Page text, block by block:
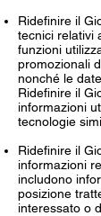
Ridefinire il
tecnici relativi
funzioni
promozionali
nonché le
Ridefinire il
informazioni
tecnologie
Ridefinire il
informazioni
includono
posizione
interessato o